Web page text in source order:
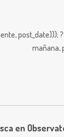
post_date)));
mañana,
en